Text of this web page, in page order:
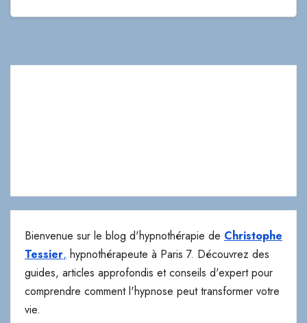
Tessier,hypnothérapeute à Paris 7. Découvrez des
comprendre comment l'hypnose peut transformer votre
vie.
Cabinet Paris 7